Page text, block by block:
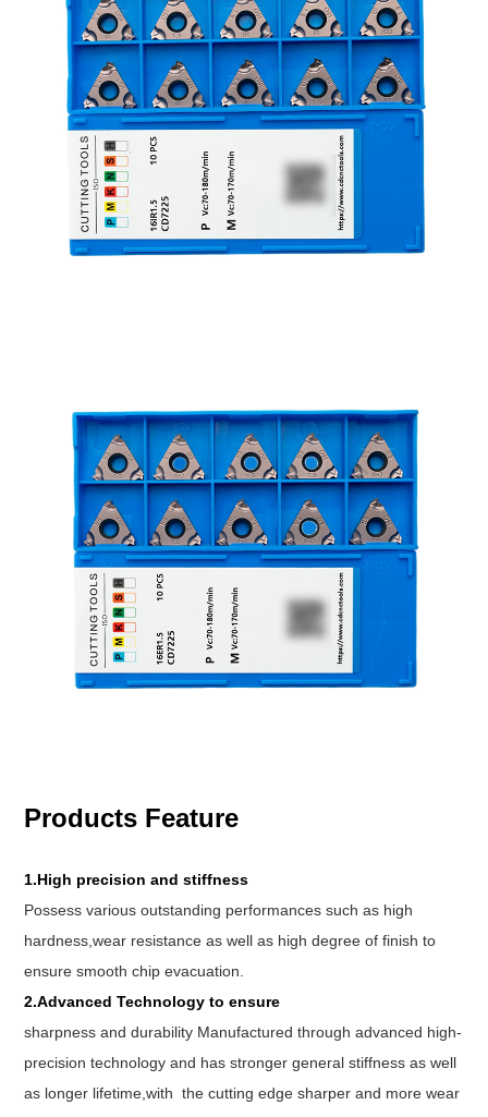
Products Feature
1.High precision and stiffness
Possess various outstanding performances such as high
hardness,wear resistance as well as high degree of finish to
ensure smooth chip evacuation.
2.Advanced Technology to ensure
sharpness and durability Manufactured through advanced high-
precision technology and has stronger general stiffness as well
as longer lifetime,with the cutting edge sharper and more wear